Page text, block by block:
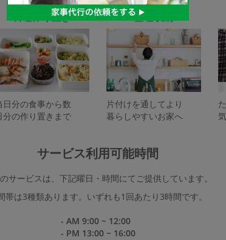
料理作り置き
日分の食事から数
分の作り置きまで
整理収納
片付けを通してより
暮らしやすいお家へ
サービス利用可能時間
サービスは、下記曜日・時間にてご提供しています。
帯は3種類あります。いずれも1回あたり3時間です。
- AM 9:00 ~ 12:00
- PM 13:00 ~ 16:00